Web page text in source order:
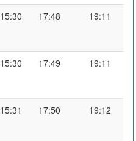
15:30 17:48 19:11
15:30 17:49 19:11
15:31 17:50 19:12